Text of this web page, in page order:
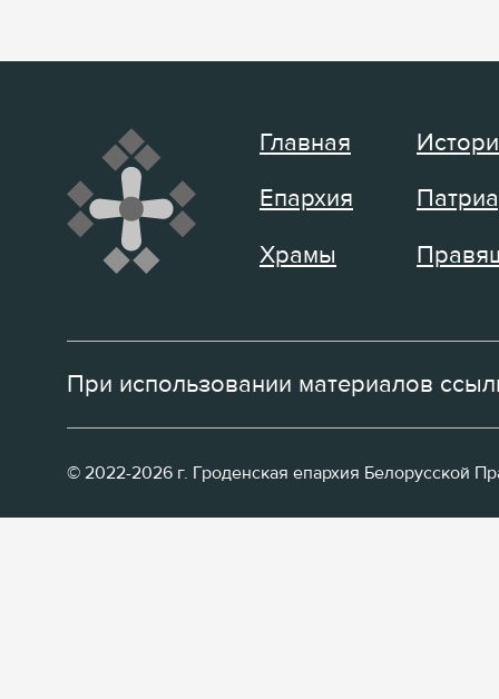
Главная
Епархия
Храмы
При использовании материалов
© 2022-2026 г. Гроденская епархия Белорусской